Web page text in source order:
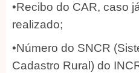
•Recibo do CAR, caso
realizado;
•Número do SNCR
Cadastro Rural) do